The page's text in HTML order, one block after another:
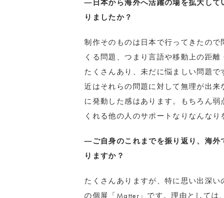
―日本から海外へ活躍の場を拡大して
りましたか？
制作そのものは日本で行ってきたの
くる問題、つまり言語や移動上の距
たくさんあり、未だに悩ましい問題
近はそれらの問題に対して無理が出
に発動した感はあります。もちろん
くれる他の人のサポートなりなんな
―ご自身のこれまでを振り返り、海外
りますか？
たくさんありますが、特に思い出深
の個展「Matter」です。理由としては